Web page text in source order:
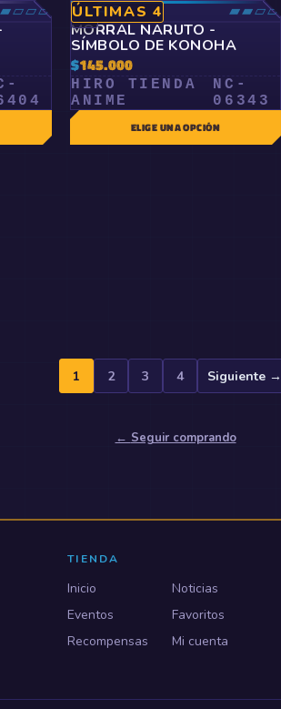
▰▱▱▱
🤍
ÚLTIMAS 4
RARO
▰▰▱▱
MORRAL NARUTO -
SÍMBOLO DE KONOHA
$145.000
HIRO TIENDA
ANIME
NC-
06343
ELIGE UNA OPCIÓN
1 2 3 4 Siguiente →
← Seguir comprando
TIENDA
Inicio
Noticias
Eventos
Favoritos
Recompensas
Mi cuenta